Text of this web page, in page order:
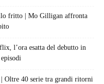
fritto | Mo Gilligan affronta
l’ora esatta del debutto in
Oltre 40 serie tra grandi ritorni